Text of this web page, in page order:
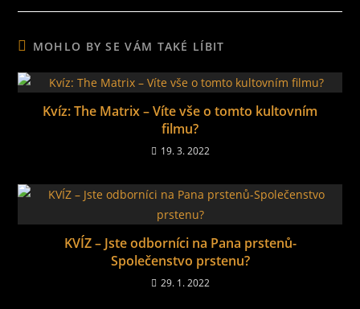
MOHLO BY SE VÁM TAKÉ LÍBIT
Kvíz: The Matrix – Víte vše o tomto kultovním
filmu?
19. 3. 2022
KVÍZ – Jste odborníci na Pana prstenů-
Společenstvo prstenu?
29. 1. 2022